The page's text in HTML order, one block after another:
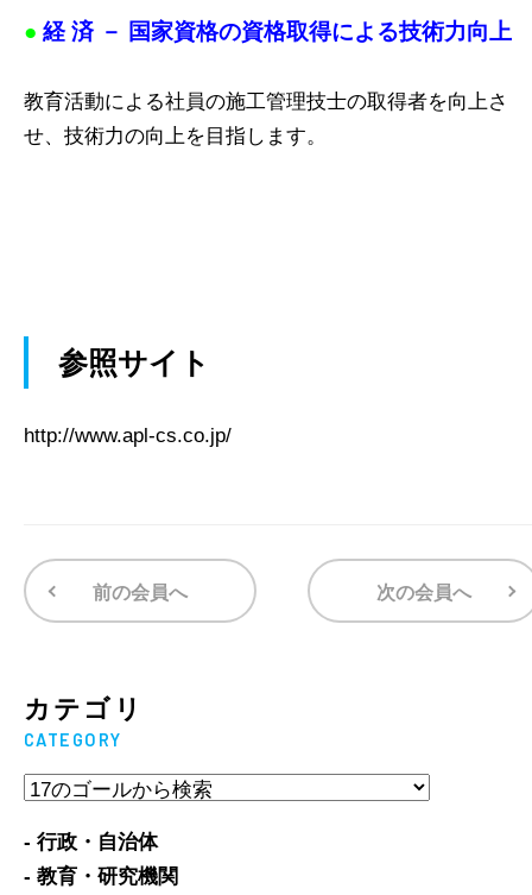
● 経 済 － 国家資格の資格取得による技術力向上
教育活動による社員の施工管理技士の取得者を向上さ
せ、技術力の向上を目指します。
参照サイト
http://www.apl-cs.co.jp/
前の会員へ 次の会員へ
カテゴリ
CATEGORY
- 行政・自治体
- 教育・研究機関